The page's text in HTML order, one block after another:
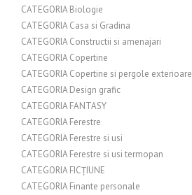
CATEGORIA Biologie
CATEGORIA Casa si Gradina
CATEGORIA Constructii si amenajari
CATEGORIA Copertine
CATEGORIA Copertine si pergole exterioare
CATEGORIA Design grafic
CATEGORIA FANTASY
CATEGORIA Ferestre
CATEGORIA Ferestre si usi
CATEGORIA Ferestre si usi termopan
CATEGORIA FICȚIUNE
CATEGORIA Finante personale